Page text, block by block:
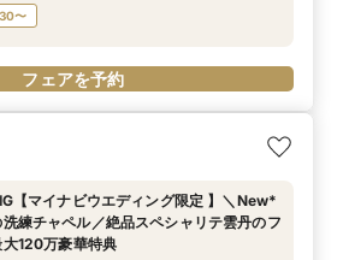
〜
フェアを予約
【マイナビウエディング限定 】＼New*
洗練チャペル／絶品スペシャリテ雲丹のフ
大120万豪華特典